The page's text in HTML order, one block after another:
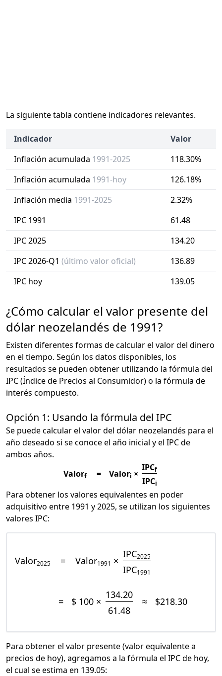
La siguiente tabla contiene indicadores relevantes.
Indicador
Valor
Inflación acumulada 1991-2025
118.30%
Inflación acumulada 1991-hoy
126.18%
Inflación media 1991-2025
2.32%
IPC 1991
61.48
IPC 2025
134.20
IPC 2026-Q1 (último valor oficial)
136.89
IPC hoy
139.05
¿Cómo calcular el valor presente del
dólar neozelandés de 1991?
Existen diferentes formas de calcular el valor del dinero
en el tiempo. Según los datos disponibles, los
resultados se pueden obtener utilizando la fórmula del
IPC (Índice de Precios al Consumidor) o la fórmula de
interés compuesto.
Opción 1: Usando la fórmula del IPC
Se puede calcular el valor del dólar neozelandés para el
año deseado si se conoce el año inicial y el IPC de
ambos años.
Valorf = Valori ×
IPCf
IPCi
Para obtener los valores equivalentes en poder
adquisitivo entre 1991 y 2025, se utilizan los siguientes
valores IPC:
Valor2025 = Valor1991 ×
IPC2025
IPC1991
= $ 100 ×
134.20
61.48
≈ $218.30
Para obtener el valor presente (valor equivalente a
precios de hoy), agregamos a la fórmula el IPC de hoy,
el cual se estima en 139.05: